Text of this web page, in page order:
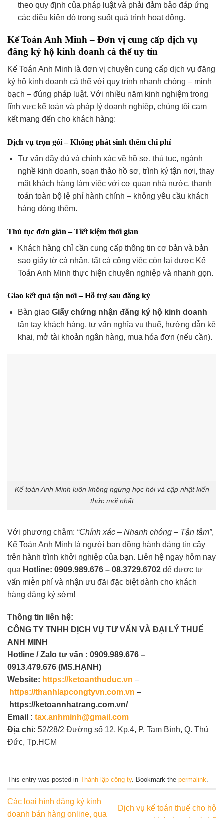
theo quy định của pháp luật và phải đảm bảo đáp ứng
các điều kiện đó trong suốt quá trình hoạt động.
Kế Toán Anh Minh – Đơn vị cung cấp dịch vụ
đăng ký hộ kinh doanh cá thể uy tín
Kế Toán Anh Minh là đơn vị chuyên cung cấp dịch vụ đăng
ký hộ kinh doanh cá thể với quy trình nhanh chóng – minh
bạch – đúng pháp luật. Với nhiều năm kinh nghiệm trong
lĩnh vực kế toán và pháp lý doanh nghiệp, chúng tôi cam
kết mang đến cho khách hàng:
Dịch vụ trọn gói – Không phát sinh thêm chi phí
Tư vấn đầy đủ và chính xác về hồ sơ, thủ tục, ngành
nghề kinh doanh, soạn thảo hồ sơ, trình ký tận nơi, thay
mặt khách hàng làm việc với cơ quan nhà nước, thanh
toán toàn bộ lệ phí hành chính – không yêu cầu khách
hàng đóng thêm.
Thủ tục đơn giản – Tiết kiệm thời gian
Khách hàng chỉ cần cung cấp thông tin cơ bản và bản
sao giấy tờ cá nhân, tất cả công việc còn lại được Kế
Toán Anh Minh thực hiện chuyên nghiệp và nhanh gọn.
Giao kết quả tận nơi – Hỗ trợ sau đăng ký
Bàn giao Giấy chứng nhận đăng ký hộ kinh doanh
tận tay khách hàng, tư vấn nghĩa vụ thuế, hướng dẫn kê
khai, mở tài khoản ngân hàng, mua hóa đơn (nếu cần).
Kế toán Anh Minh luôn không ngừng học hỏi và cập nhật kiến
thức mới nhất
Với phương châm: “Chính xác – Nhanh chóng – Tận tâm”,
Kế Toán Anh Minh là người bạn đồng hành đáng tin cậy
trên hành trình khởi nghiệp của bạn. Liên hệ ngay hôm nay
qua Hotline: 0909.989.676 – 08.3729.6702 để được tư
vấn miễn phí và nhận ưu đãi đặc biệt dành cho khách
hàng đăng ký sớm!
Thông tin liên hệ:
CÔNG TY TNHH DỊCH VỤ TƯ VẤN VÀ ĐẠI LÝ THUẾ
ANH MINH
Hotline / Zalo tư vấn : 0909.989.676 –
0913.479.676 (MS.HẠNH)
Website: https://ketoanthuduc.vn –
https://thanhlapcongtyvn.com.vn –
https://ketoannhatrang.com.vn/
Email : tax.anhminh@gmail.com
Địa chỉ: 52/28/2 Đường số 12, Kp.4, P. Tam Bình, Q. Thủ
Đức, Tp.HCM
This entry was posted in Thành lập công ty. Bookmark the permalink
Các loại hình đăng ký kinh
doanh bán hàng online, qua
Dịch vụ kế toán thuế cho hộ